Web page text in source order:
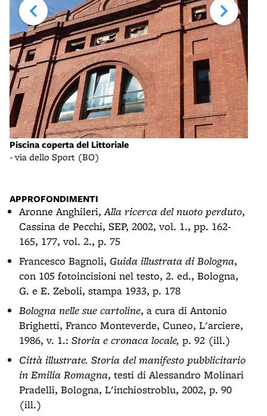
Piscina coperta del Littoriale
- via dello Sport (BO)
APPROFONDIMENTI
Aronne Anghileri,Alla ricerca del nuoto perduto,
Cassina de Pecchi, SEP, 2002, vol. 1., pp. 162-
165, 177, vol. 2., p. 75
Francesco Bagnoli, Guida illustrata di Bologna,
con 105 fotoincisioni nel testo, 2. ed., Bologna,
G. e E. Zeboli, stampa 1933, p. 178
Bologna nelle sue cartoline, a cura di Antonio
Brighetti, Franco Monteverde, Cuneo, L'arciere,
1986, v. 1.: Storia e cronaca locale, p. 92 (ill.)
Città illustrate. Storia del manifesto pubblicitario
in Emilia Romagna, testi di Alessandro Molinari
Pradelli, Bologna, L'inchiostroblu, 2002, p. 90
(ill.)